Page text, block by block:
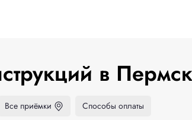
в
Все приёмки Способы оплаты